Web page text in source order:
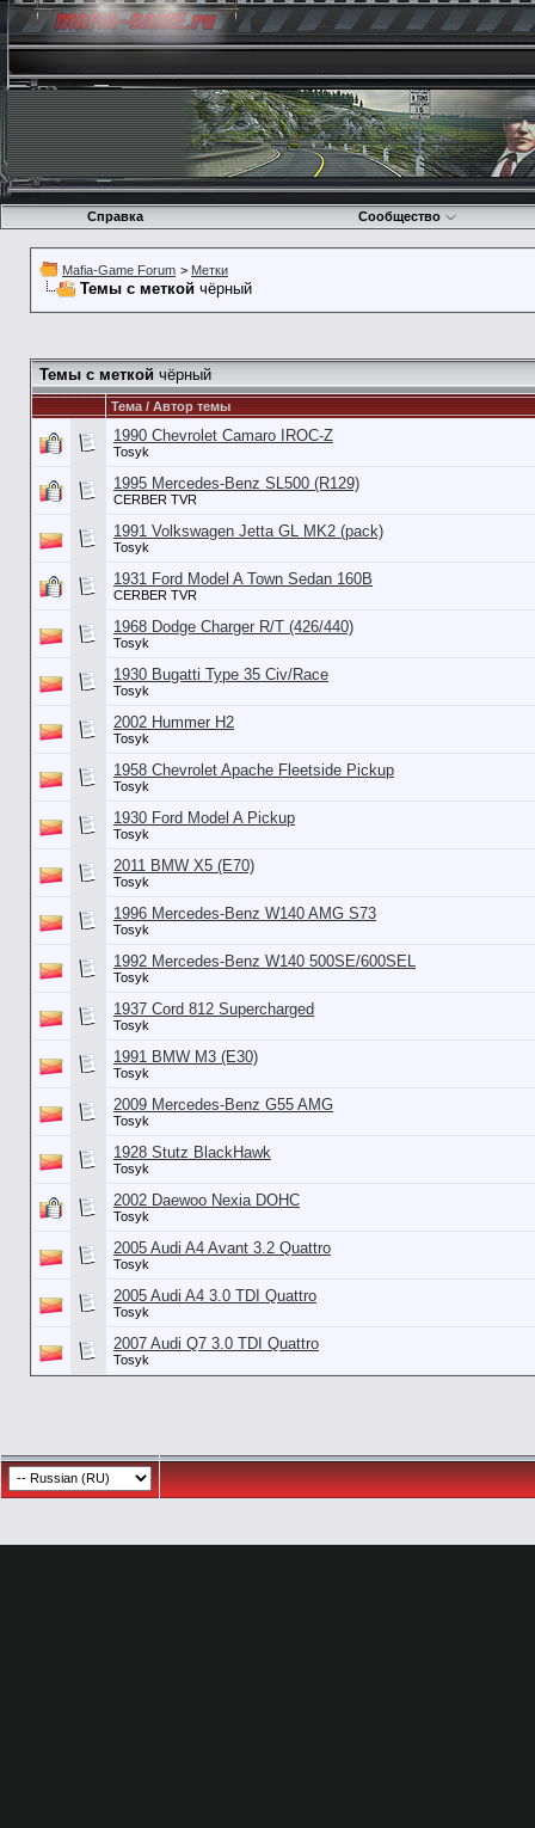
Справка Сообщество
Mafia-Game Forum > Метки
Темы с меткой чёрный
Темы с меткой чёрный
Тема / Автор темы
1990 Chevrolet Camaro IROC-Z
Tosyk
1995 Mercedes-Benz SL500 (R129)
CERBER TVR
1991 Volkswagen Jetta GL MK2 (pack)
Tosyk
1931 Ford Model A Town Sedan 160B
CERBER TVR
1968 Dodge Charger R/T (426/440)
Tosyk
1930 Bugatti Type 35 Civ/Race
Tosyk
2002 Hummer H2
Tosyk
1958 Chevrolet Apache Fleetside Pickup
Tosyk
1930 Ford Model A Pickup
Tosyk
2011 BMW X5 (E70)
Tosyk
1996 Mercedes-Benz W140 AMG S73
Tosyk
1992 Mercedes-Benz W140 500SE/600SEL
Tosyk
1937 Cord 812 Supercharged
Tosyk
1991 BMW M3 (E30)
Tosyk
2009 Mercedes-Benz G55 AMG
Tosyk
1928 Stutz BlackHawk
Tosyk
2002 Daewoo Nexia DOHC
Tosyk
2005 Audi A4 Avant 3.2 Quattro
Tosyk
2005 Audi A4 3.0 TDI Quattro
Tosyk
2007 Audi Q7 3.0 TDI Quattro
Tosyk